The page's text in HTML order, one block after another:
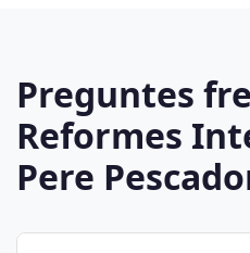
Preguntes
Reformes
Pere